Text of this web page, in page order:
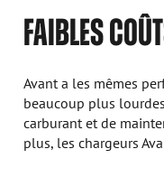
FAIBLES
Avant a les mêmes
beaucoup plus
carburant et de
plus, les chargeurs